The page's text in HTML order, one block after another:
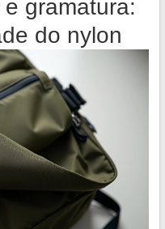
gramatura:
do nylon